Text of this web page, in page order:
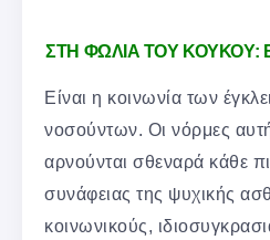
ΣΤΗ ΦΩΛΙΑ ΤΟΥ
Είναι η κοινωνία των
νοσούντων. Οι νόρμες
αρνούνται σθεναρά κάθε
συνάφειας της ψυχικής
κοινωνικούς,